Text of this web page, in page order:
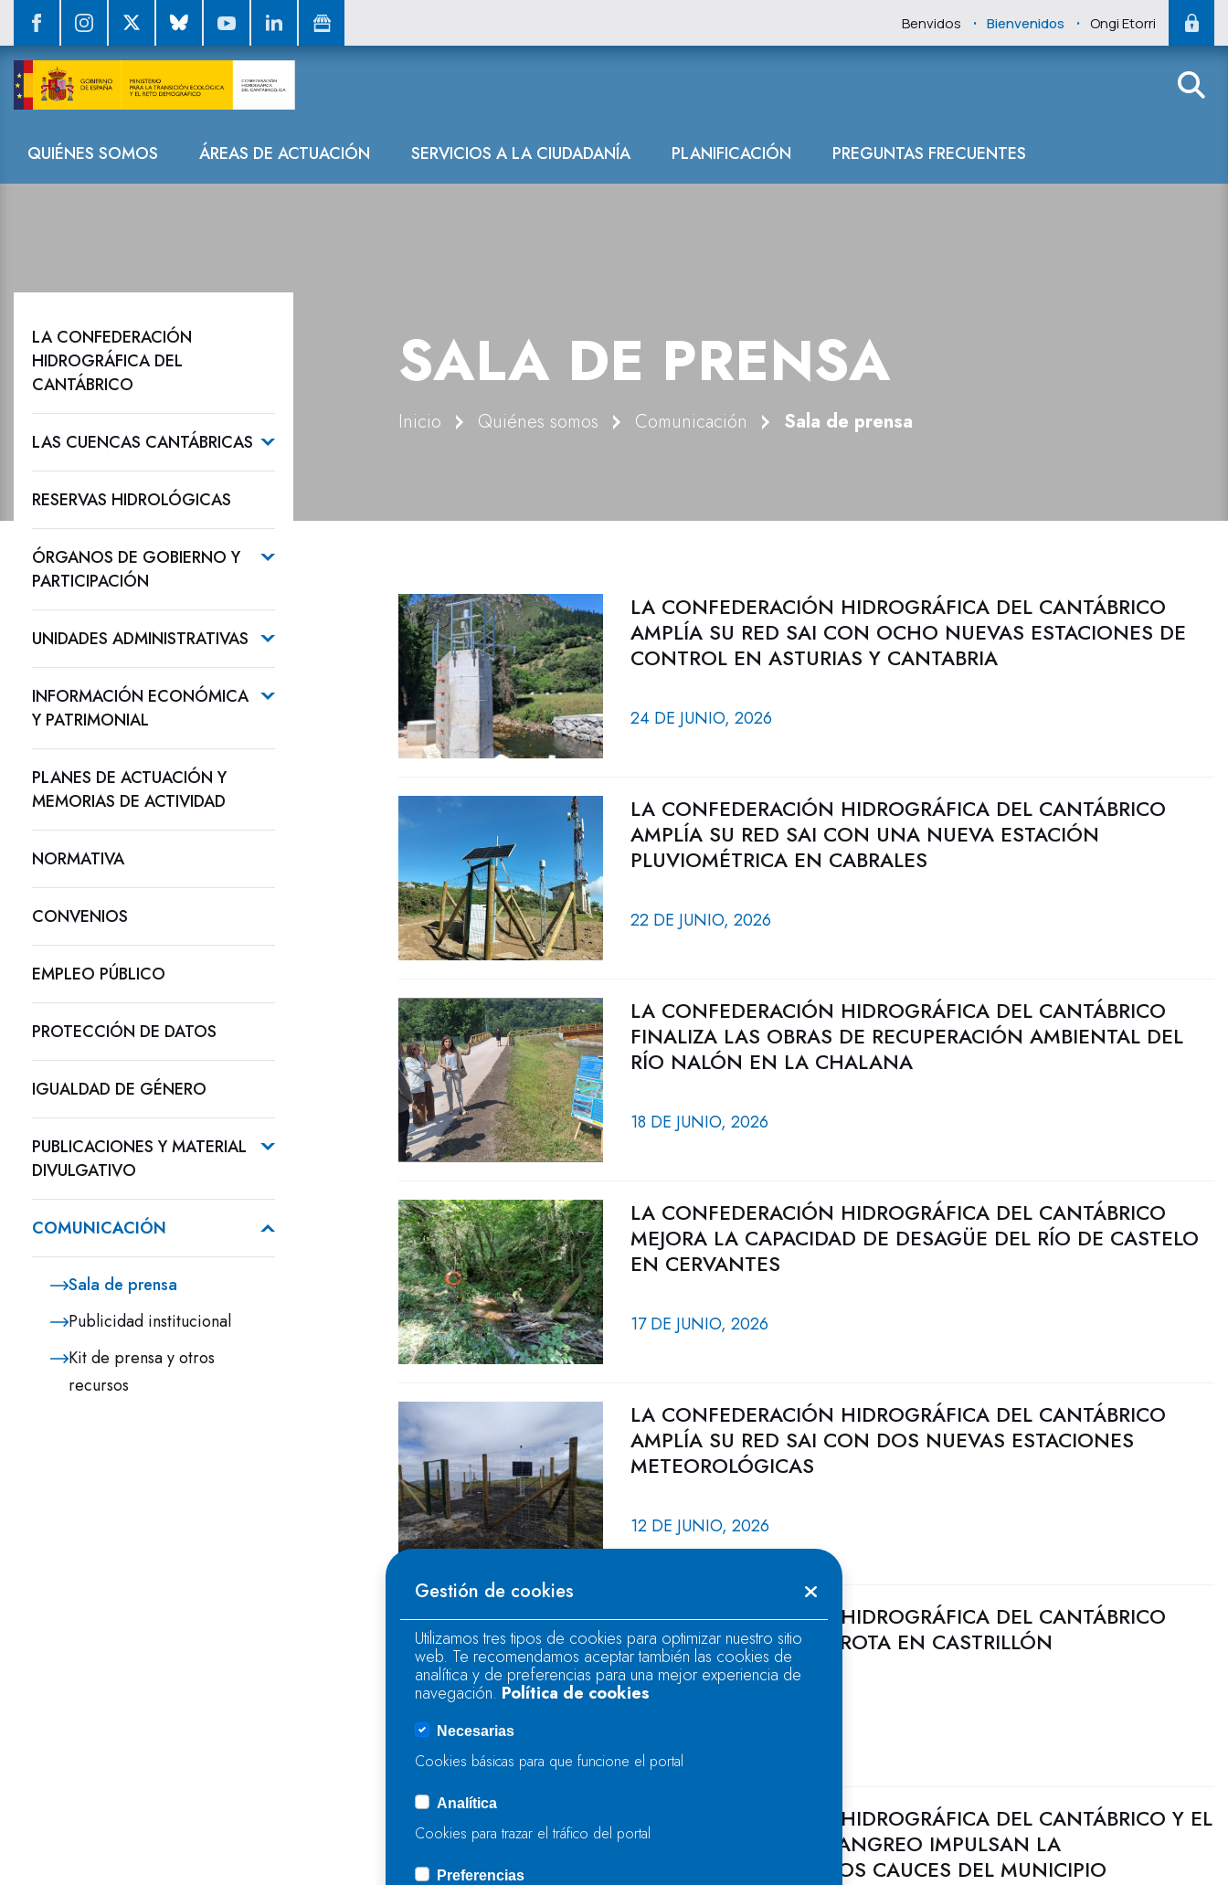
Benvidos . Bienvenidos . Ongi Etorri
Navegación
QUIÉNES SOMOS ÁREAS DE ACTUACIÓN SERVICIOS A LA CIUDADANÍA PLANIFICACIÓN PREGUNTAS FRECUENTES
Sala de prensa
SALA DE PRENSA
Inicio Quiénes somos Comunicación Sala de prensa
LA CONFEDERACIÓN
HIDROGRÁFICA DEL
CANTÁBRICO
LAS CUENCAS CANTÁBRICAS
RESERVAS HIDROLÓGICAS
ÓRGANOS DE GOBIERNO Y
PARTICIPACIÓN
UNIDADES ADMINISTRATIVAS
INFORMACIÓN ECONÓMICA
Y PATRIMONIAL
PLANES DE ACTUACIÓN Y
MEMORIAS DE ACTIVIDAD
NORMATIVA
CONVENIOS
EMPLEO PÚBLICO
PROTECCIÓN DE DATOS
IGUALDAD DE GÉNERO
PUBLICACIONES Y MATERIAL
DIVULGATIVO
COMUNICACIÓN
Sala de prensa
Publicidad institucional
Kit de prensa y otros
recursos
LA CONFEDERACIÓN HIDROGRÁFICA DEL CANTÁBRICO
AMPLÍA SU RED SAI CON OCHO NUEVAS ESTACIONES DE
CONTROL EN ASTURIAS Y CANTABRIA
24 DE JUNIO, 2026
LA CONFEDERACIÓN HIDROGRÁFICA DEL CANTÁBRICO
AMPLÍA SU RED SAI CON UNA NUEVA ESTACIÓN
PLUVIOMÉTRICA EN CABRALES
22 DE JUNIO, 2026
LA CONFEDERACIÓN HIDROGRÁFICA DEL CANTÁBRICO
FINALIZA LAS OBRAS DE RECUPERACIÓN AMBIENTAL DEL
RÍO NALÓN EN LA CHALANA
18 DE JUNIO, 2026
LA CONFEDERACIÓN HIDROGRÁFICA DEL CANTÁBRICO
MEJORA LA CAPACIDAD DE DESAGÜE DEL RÍO DE CASTELO
EN CERVANTES
17 DE JUNIO, 2026
LA CONFEDERACIÓN HIDROGRÁFICA DEL CANTÁBRICO
AMPLÍA SU RED SAI CON DOS NUEVAS ESTACIONES
METEOROLÓGICAS
12 DE JUNIO, 2026
LA CONFEDERACIÓN HIDROGRÁFICA DEL CANTÁBRICO
ACTÚA EN EL RÍO FERROTA EN CASTRILLÓN
09 DE JUNIO, 2026
LA CONFEDERACIÓN HIDROGRÁFICA DEL CANTÁBRICO Y EL
AYUNTAMIENTO DE LANGREO IMPULSAN LA
CONSERVACIÓN DE LOS CAUCES DEL MUNICIPIO
Gestión de cookies
Utilizamos tres tipos de cookies para optimizar nuestro sitio
web. Te recomendamos aceptar también las cookies de
analítica y de preferencias para una mejor experiencia de
navegación. Política de cookies
Necesarias
Cookies básicas para que funcione el portal
Analítica
Cookies para trazar el tráfico del portal
Preferencias